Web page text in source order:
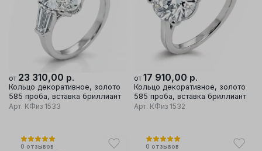
от 23 310,00 р.
Кольцо декоративное, золото
585 проба, вставка бриллиант
Арт. КФиз 1533
от 17 910,00 р.
Кольцо декоративное, золото
585 проба, вставка бриллиант
Арт. КФиз 1532
0 отзывов 0 отзывов